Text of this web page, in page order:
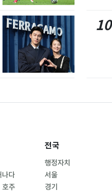
10
나다
호주
전국
행정자치
서울
경기